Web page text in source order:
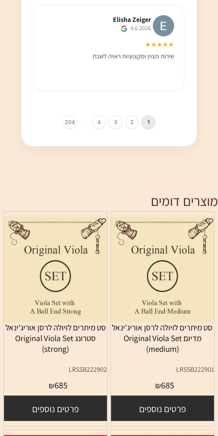
Elisha Zeiger
4.6.2026
★★★★★
שירות מצוין ומקצועיות ראויה לשבח
1
2
3
4
…
204
מוצרים דומים
סט מיתרים לויולה לרסן אוריג'ינאל
מדיום Original Viola Set
(medium)
LRSSB222901
₪685
פרטים נוספים
סט מיתרים לויולה לרסן אוריג'ינאל
סטרונג Original Viola Set
(strong)
LRSSB222902
₪685
פרטים נוספים